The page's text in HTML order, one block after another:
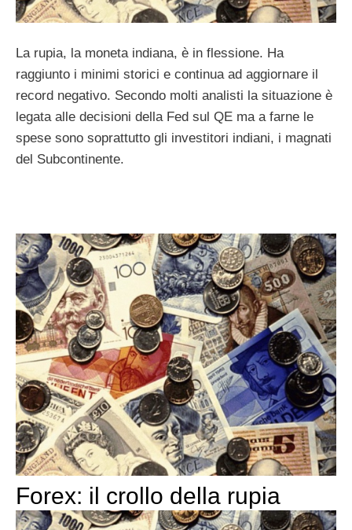
La rupia, la moneta indiana, è in flessione. Ha
raggiunto i minimi storici e continua ad aggiornare il
record negativo. Secondo molti analisti la situazione è
legata alle decisioni della Fed sul QE ma a farne le
spese sono soprattutto gli investitori indiani, i magnati
del Subcontinente.
Forex: il crollo della rupia